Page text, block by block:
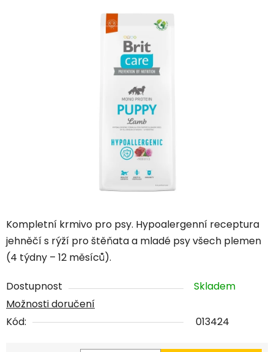
Kompletní krmivo pro psy. Hypoalergenní receptura
jehněčí s rýží pro štěňata a mladé psy všech plemen
(4 týdny – 12 měsíců).
Dostupnost
Skladem
Možnosti doručení
Kód:
013424